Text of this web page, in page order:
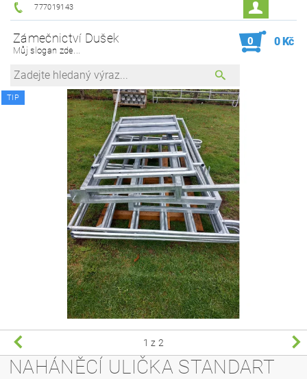
777019143
Zámečnictví Dušek
Můj slogan zde...
0 0 Kč
TIP
1 z 2
NAHÁNĚCÍ ULIČKA STANDART